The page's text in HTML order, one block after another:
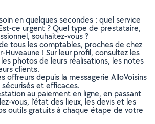
en quelques secondes : quel service
ce urgent ? Quel type de prestataire,
souhaitez-vous ?
tous les comptables, proches de chez
Huveaune ! Sur leur profil, consultez les
photos de leurs réalisations, les notes
clients.
offreurs depuis la messagerie AlloVoisins
et efficaces.
au paiement en ligne, en passant
vous, l’état des lieux, les devis et les
outils gratuits à chaque étape de votre